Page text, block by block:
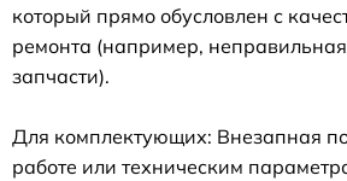
который прямо обусловлен с
ремонта (например,
запчасти).
Для комплектующих: Внезапная
работе или техническим